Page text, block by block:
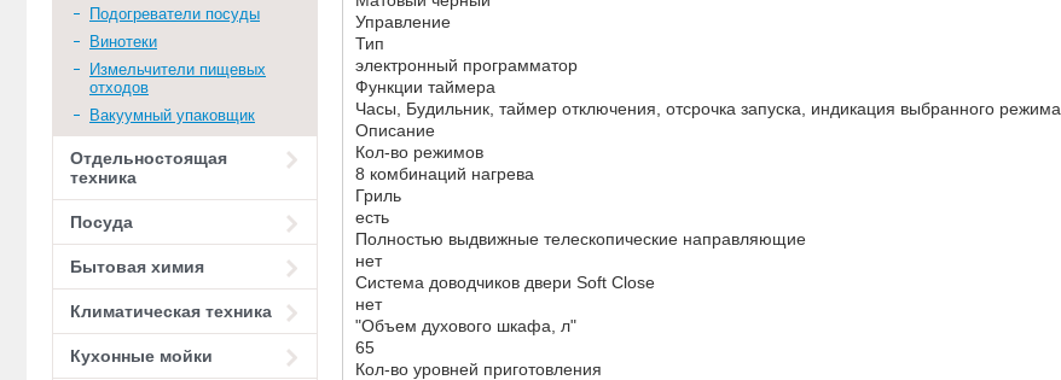
Подогреватели посуды
Винотеки
Измельчители пищевых
отходов
Вакуумный упаковщик
Отдельностоящая
техника
Посуда
Бытовая химия
Климатическая техника
Кухонные мойки
Управление
Тип
электронный программатор
Функции таймера
Часы, Будильник, таймер отключения, отсрочка запуска, индикация выбранного режима
Описание
Кол-во режимов
8 комбинаций нагрева
Гриль
есть
Полностью выдвижные телескопические направляющие
нет
Система доводчиков двери Soft Close
нет
"Объем духового шкафа, л"
65
Кол-во уровней приготовления